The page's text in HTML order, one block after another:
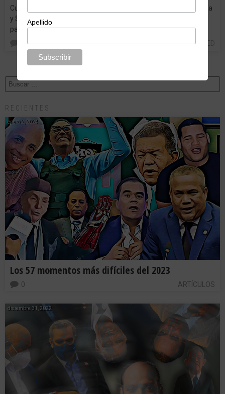
Curiosamente, y aunque usted no lo crea, República Dominicana
y Suiza son países que en aspectos generales son muy
parecidos. La Confoederatio Helvetica tiene un…
UNCATEGORIZED
RECIENTES
enero 2, 2024
Los 57 momentos más difíciles del 2023
ARTÍCULOS
0
diciembre 31, 2022
Apellido